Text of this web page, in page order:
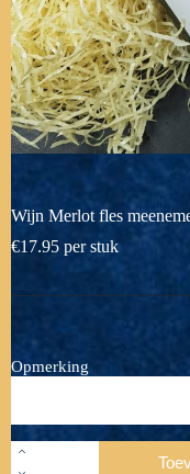
Wijn Merlot fles
€17.95 per stuk
Opmerking
Wijn